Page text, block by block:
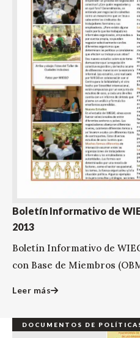
Boletín Informativo de
2013
Boletín Informativo de
con Base de Miembros
Leer más
DOCUMENTOS DE